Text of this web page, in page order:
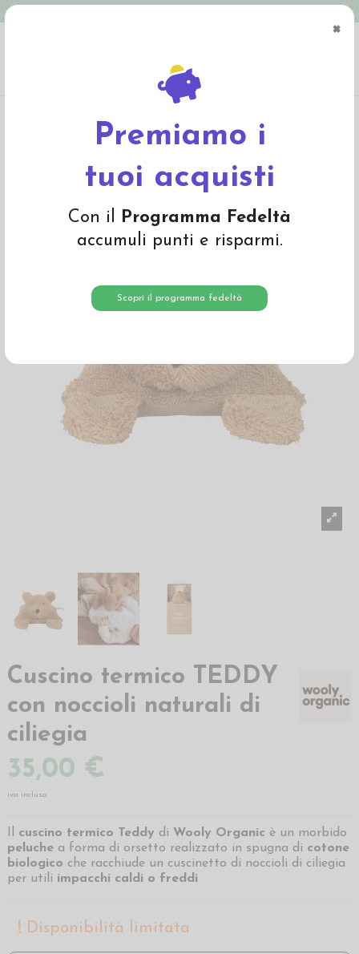
×
Premiamo i
tuoi acquisti
Con il Programma Fedeltà
accumuli punti e risparmi.
Scopri il programma fedeltà
Cuscino termico TEDDY
con noccioli naturali di
ciliegia
35,00 €
iva inclusa
Il cuscino termico Teddy di Wooly Organic è un morbido
peluche a forma di orsetto realizzato in spugna di cotone
biologico che racchiude un cuscinetto di noccioli di ciliegia
per utili impacchi caldi o freddi
Disponibilità limitata